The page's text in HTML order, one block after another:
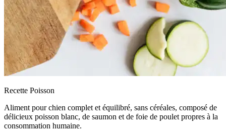
Recette Poisson
Aliment pour chien complet et équilibré, sans céréales, composé de
délicieux poisson blanc, de saumon et de foie de poulet propres à la
consommation humaine.